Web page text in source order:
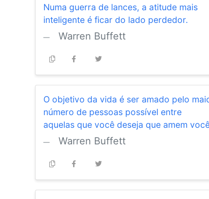
Numa guerra de lances, a atitude mais
inteligente é ficar do lado perdedor.
Warren Buffett
O objetivo da vida é ser amado pelo
número de pessoas possível entre
aquelas que você deseja que amem
Warren Buffett